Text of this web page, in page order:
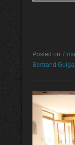
Posted on 7
Bertrand